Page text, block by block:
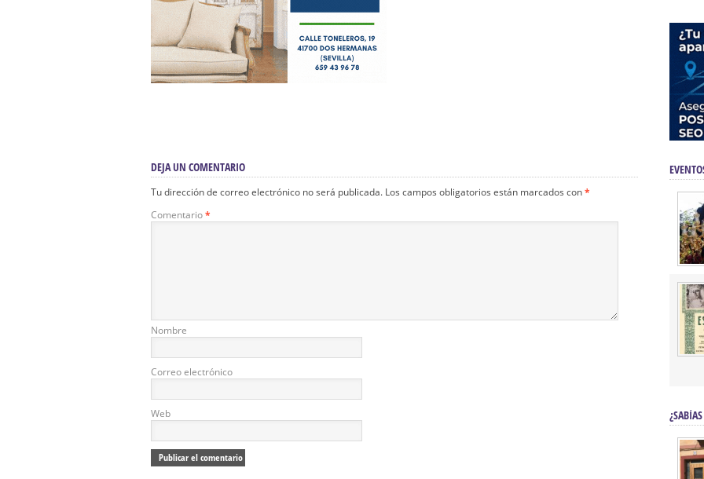
DEJA UN COMENTARIO
Tu dirección de correo electrónico no será publicada. Los campos obligatorios están marcados con*
Comentario*
Nombre
Correo electrónico
Web